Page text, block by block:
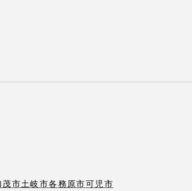
茂市土岐市各務原市可児市